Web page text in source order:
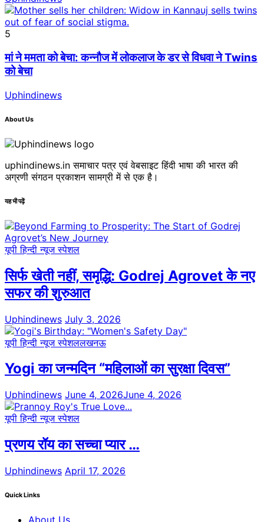
5
मां ने ममता को बेचा: कन्नौज में लोकलाज के डर से विधवा ने Twins
को बेचा
Uphindinews
About Us
uphindinews.in समाचार पत्र एवं वेबसाइट हिंदी भाषा की भारत की
अग्रणी संगठन प्रकाशन सामग्री में से एक है।
यह भी पढ़ें
यूपी हिन्दी न्यूज स्पेशल
सिर्फ खेती नहीं, समृद्धि: Godrej Agrovet के नए
सफर की शुरुआत
Uphindinews July 3, 2026
यूपी हिन्दी न्यूज स्पेशललखनऊ
Yogi का जन्मदिन “महिलाओं का सुरक्षा दिवस”
Uphindinews June 4, 2026June 4, 2026
यूपी हिन्दी न्यूज स्पेशल
प्रणय रॉय का सच्चा प्यार …
Uphindinews April 17, 2026
Quick Links